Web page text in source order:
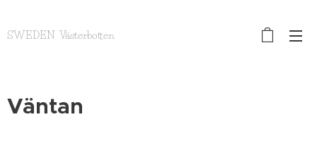
SWEDEN Västerbotten
Väntan